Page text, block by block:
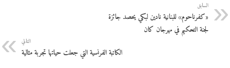
السابق
«كفرناحوم» للبنانية نادين لبكي يحصد جائزة
لجنة التحكيم في مهرجان كان
التالي
الكاتبة الفرنسية التي جعلت حياتها تجربة مثالية